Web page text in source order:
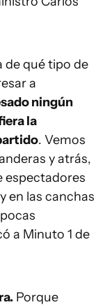
de qué tipo de
a
ningún
la
. Vemos
y atrás,
espectadores
en las canchas
a Minuto 1 de
Porque